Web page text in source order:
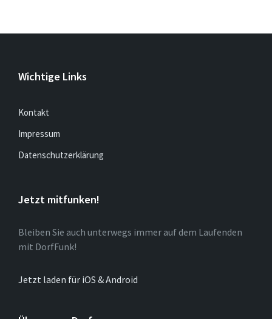
Wichtige Links
Kontakt
Impressum
Datenschutzerklärung
Jetzt mitfunken!
Bleiben Sie auch unterwegs immer auf dem Laufenden
mit DorfFunk!
Jetzt laden für iOS & Android